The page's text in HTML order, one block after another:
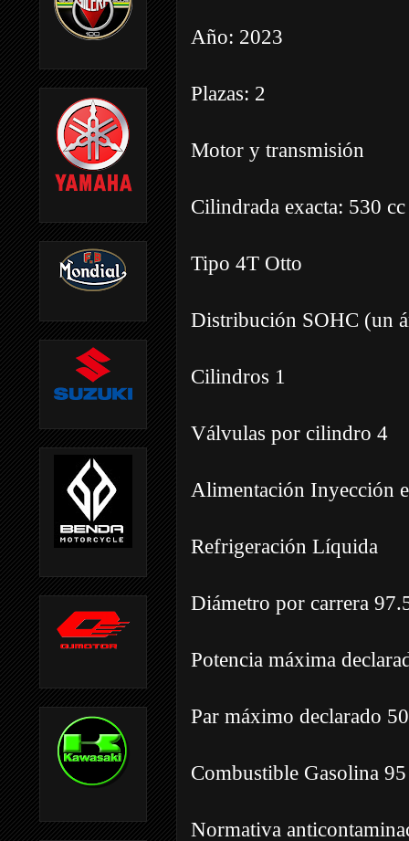
Año: 2023
Plazas: 2
Motor y transmisión
Cilindrada exacta: 530 cc
Tipo 4T Otto
Distribución SOHC (un
Cilindros 1
Válvulas por cilindro 4
Alimentación Inyección
Refrigeración Líquida
Diámetro por carrera
Potencia máxima
Par máximo declarado
Combustible Gasolina 95
Normativa